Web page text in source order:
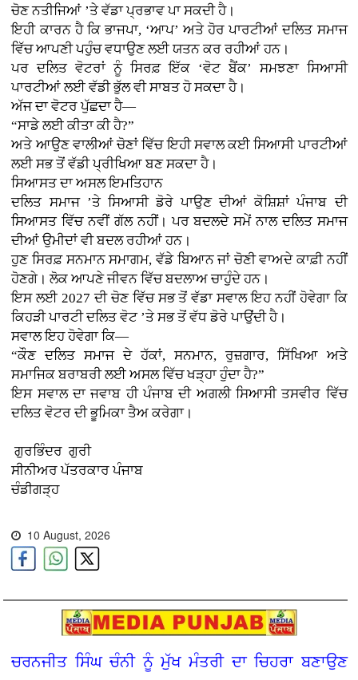
ਚੋਣ ਨਤੀਜਿਆਂ ’ਤੇ ਵੱਡਾ ਪ੍ਰਭਾਵ ਪਾ ਸਕਦੀ ਹੈ।
ਇਹੀ ਕਾਰਨ ਹੈ ਕਿ ਭਾਜਪਾ, ‘ਆਪ’ ਅਤੇ ਹੋਰ ਪਾਰਟੀਆਂ ਦਲਿਤ ਸਮਾਜ
ਵਿੱਚ ਆਪਣੀ ਪਹੁੰਚ ਵਧਾਉਣ ਲਈ ਯਤਨ ਕਰ ਰਹੀਆਂ ਹਨ।
ਪਰ ਦਲਿਤ ਵੋਟਰਾਂ ਨੂੰ ਸਿਰਫ਼ ਇੱਕ ‘ਵੋਟ ਬੈਂਕ’ ਸਮਝਣਾ ਸਿਆਸੀ
ਪਾਰਟੀਆਂ ਲਈ ਵੱਡੀ ਭੁੱਲ ਵੀ ਸਾਬਤ ਹੋ ਸਕਦਾ ਹੈ।
ਅੱਜ ਦਾ ਵੋਟਰ ਪੁੱਛਦਾ ਹੈ—
“ਸਾਡੇ ਲਈ ਕੀਤਾ ਕੀ ਹੈ?”
ਅਤੇ ਆਉਣ ਵਾਲੀਆਂ ਚੋਣਾਂ ਵਿੱਚ ਇਹੀ ਸਵਾਲ ਕਈ ਸਿਆਸੀ ਪਾਰਟੀਆਂ
ਲਈ ਸਭ ਤੋਂ ਵੱਡੀ ਪ੍ਰੀਖਿਆ ਬਣ ਸਕਦਾ ਹੈ।
ਸਿਆਸਤ ਦਾ ਅਸਲ ਇਮਤਿਹਾਨ
ਦਲਿਤ ਸਮਾਜ ’ਤੇ ਸਿਆਸੀ ਡੋਰੇ ਪਾਉਣ ਦੀਆਂ ਕੋਸ਼ਿਸ਼ਾਂ ਪੰਜਾਬ ਦੀ
ਸਿਆਸਤ ਵਿੱਚ ਨਵੀਂ ਗੱਲ ਨਹੀਂ। ਪਰ ਬਦਲਦੇ ਸਮੇਂ ਨਾਲ ਦਲਿਤ ਸਮਾਜ
ਦੀਆਂ ਉਮੀਦਾਂ ਵੀ ਬਦਲ ਰਹੀਆਂ ਹਨ।
ਹੁਣ ਸਿਰਫ਼ ਸਨਮਾਨ ਸਮਾਗਮ, ਵੱਡੇ ਬਿਆਨ ਜਾਂ ਚੋਣੀ ਵਾਅਦੇ ਕਾਫ਼ੀ ਨਹੀਂ
ਹੋਣਗੇ। ਲੋਕ ਆਪਣੇ ਜੀਵਨ ਵਿੱਚ ਬਦਲਾਅ ਚਾਹੁੰਦੇ ਹਨ।
ਇਸ ਲਈ 2027 ਦੀ ਚੋਣ ਵਿੱਚ ਸਭ ਤੋਂ ਵੱਡਾ ਸਵਾਲ ਇਹ ਨਹੀਂ ਹੋਵੇਗਾ ਕਿ
ਕਿਹੜੀ ਪਾਰਟੀ ਦਲਿਤ ਵੋਟ ’ਤੇ ਸਭ ਤੋਂ ਵੱਧ ਡੋਰੇ ਪਾਉਂਦੀ ਹੈ।
ਸਵਾਲ ਇਹ ਹੋਵੇਗਾ ਕਿ—
“ਕੌਣ ਦਲਿਤ ਸਮਾਜ ਦੇ ਹੱਕਾਂ, ਸਨਮਾਨ, ਰੁਜ਼ਗਾਰ, ਸਿੱਖਿਆ ਅਤੇ
ਸਮਾਜਿਕ ਬਰਾਬਰੀ ਲਈ ਅਸਲ ਵਿੱਚ ਖੜ੍ਹਾ ਹੁੰਦਾ ਹੈ?”
ਇਸ ਸਵਾਲ ਦਾ ਜਵਾਬ ਹੀ ਪੰਜਾਬ ਦੀ ਅਗਲੀ ਸਿਆਸੀ ਤਸਵੀਰ ਵਿੱਚ
ਦਲਿਤ ਵੋਟਰ ਦੀ ਭੂਮਿਕਾ ਤੈਅ ਕਰੇਗਾ।
ਗੁਰਭਿੰਦਰ ਗੁਰੀ
ਸੀਨੀਅਰ ਪੱਤਰਕਾਰ ਪੰਜਾਬ
ਚੰਡੀਗੜ੍ਹ
10 August, 2026
ਚਰਨਜੀਤ ਸਿੰਘ ਚੰਨੀ ਨੂੰ ਮੁੱਖ ਮੰਤਰੀ ਦਾ ਚਿਹਰਾ ਬਣਾਉਣ